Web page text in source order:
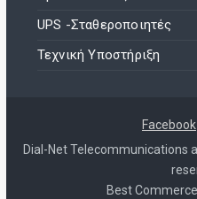
UPS -Σταθεροποιητές
Τεχνική Υποστήριξη
Facebook
Dial-Net Telecommunications
Best